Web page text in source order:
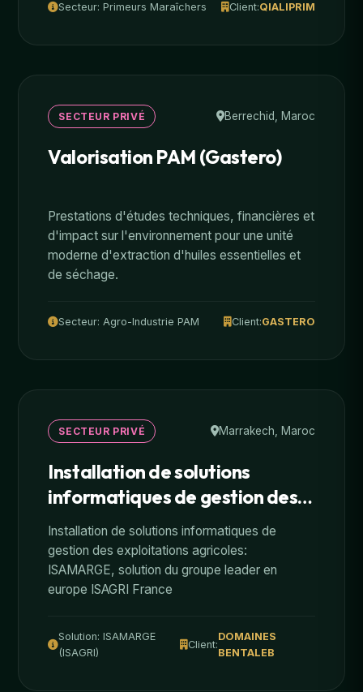
Secteur: Primeurs Maraîchers Client:QIALIPRIM
SECTEUR PRIVÉ Berrechid, Maroc
Valorisation PAM (Gastero)
Prestations d'études techniques, financières et
d'impact sur l'environnement pour une unité
moderne d'extraction d'huiles essentielles et
de séchage.
Secteur: Agro-Industrie PAM Client:GASTERO
SECTEUR PRIVÉ Marrakech, Maroc
Installation de solutions
informatiques de gestion des
exploitations agricoles
Installation de solutions informatiques de
gestion des exploitations agricoles:
ISAMARGE, solution du groupe leader en
europe ISAGRI France
Solution: ISAMARGE
(ISAGRI)
Client:
DOMAINES
BENTALEB